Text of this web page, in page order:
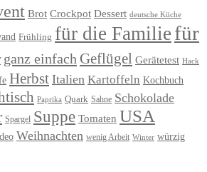
Brot Crockpot Dessert deutsche Küche
Frühling für die Familie für
ganz einfach Geflügel Gerätetest Hack
Herbst Italien Kartoffeln Kochbuch
Paprika Quark Sahne Schokolade
Spargel Suppe Tomaten USA
Weihnachten wenig Arbeit Winter würzig